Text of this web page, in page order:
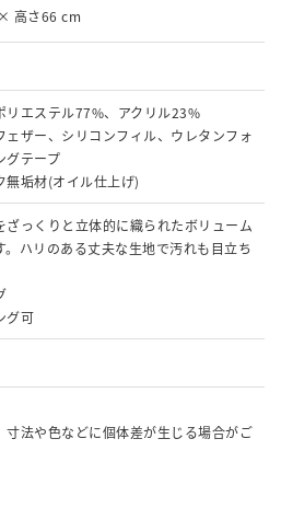
高さ66 cm
リエステル77%、アクリル23%
ェザー、シリコンフィル、ウレタンフォ
グテープ
無垢材(オイル仕上げ)
ざっくりと立体的に織られたボリューム
。ハリのある丈夫な生地で汚れも目立ち
グ可
寸法や色などに個体差が生じる場合がご